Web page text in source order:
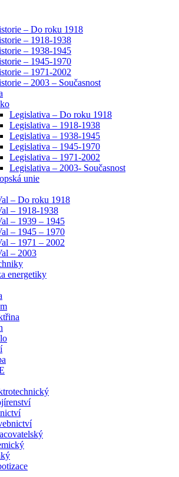
– Do roku 1918
– 1918-1938
– 1938-1945
– 1945-1970
– 1971-2002
– 2003 – Současnost
Legislativa – Do roku 1918
Legislativa – 1918-1938
Legislativa – 1938-1945
Legislativa – 1945-1970
Legislativa – 1971-2002
Legislativa – 2003- Současnost
unie
– Do roku 1918
– 1918-1938
– 1939 – 1945
– 1945 – 1970
– 1971 – 2002
– 2003
energetiky